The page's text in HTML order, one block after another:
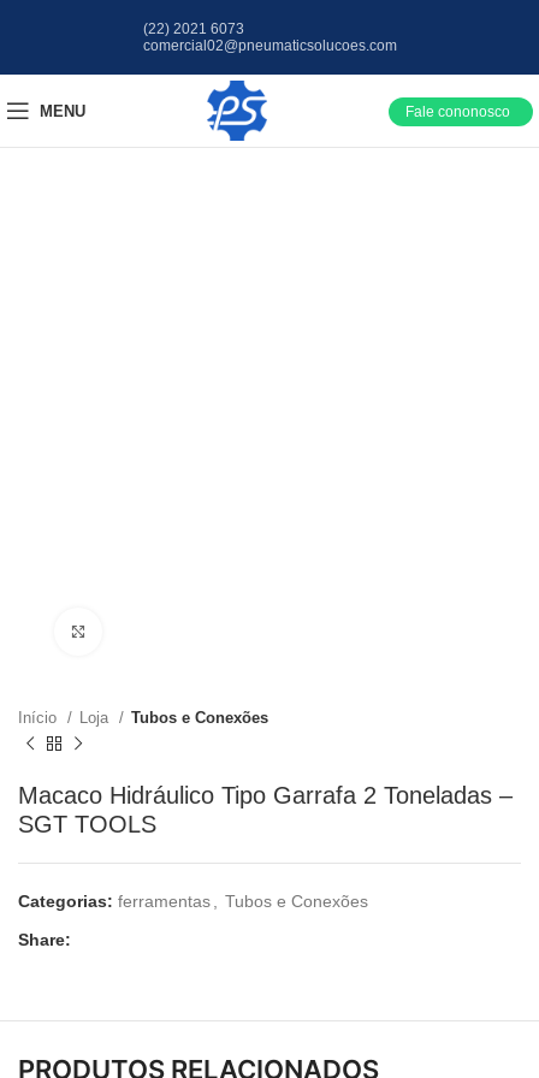
(22) 2021 6073
comercial02@pneumaticsolucoes.com
MENU Fale cononosco
Início Loja Tubos e Conexões
Macaco Hidráulico Tipo Garrafa 2 Toneladas –
SGT TOOLS
Categorias: ferramentas
Tubos e Conexões
Share:
PRODUTOS RELACIONADOS